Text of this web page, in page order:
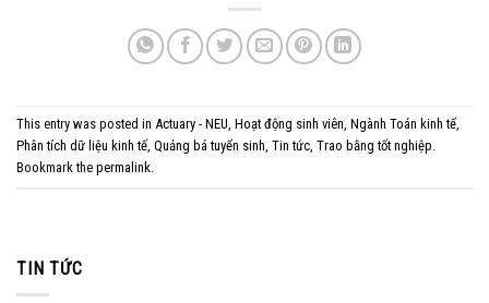
This entry was posted in Actuary - NEU Hoạt động sinh viên Ngành Toán kinh tế
Phân tích dữ liệu kinh tế Quảng bá tuyển sinh Tin tức Trao bằng tốt nghiệp
Bookmark the permalink
TIN TỨC